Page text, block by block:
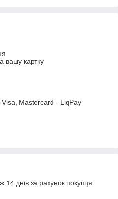
вашу картку
Mastercard - LiqPay
14 днів за рахунок покупця